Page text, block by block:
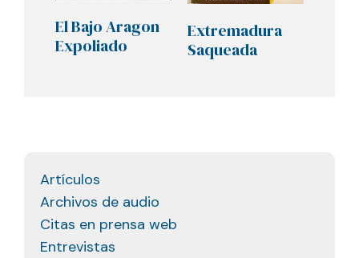
El Bajo Aragon
Expoliado
Extremadura
Saqueada
Artículos
Archivos de audio
Citas en prensa web
Entrevistas